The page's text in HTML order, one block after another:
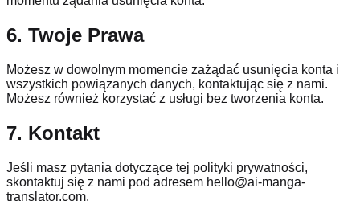
6. Twoje Prawa
Możesz w dowolnym momencie zażądać usunięcia konta i
wszystkich powiązanych danych, kontaktując się z nami.
Możesz również korzystać z usługi bez tworzenia konta.
7. Kontakt
Jeśli masz pytania dotyczące tej polityki prywatności,
skontaktuj się z nami pod adresem hello@ai-manga-
translator.com.